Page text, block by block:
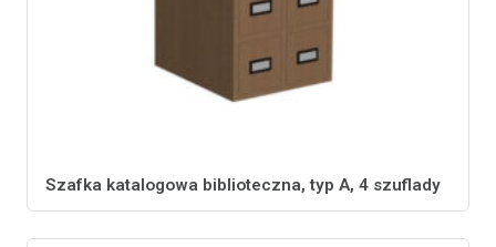
Szafka katalogowa biblioteczna, typ A, 4 szuflady